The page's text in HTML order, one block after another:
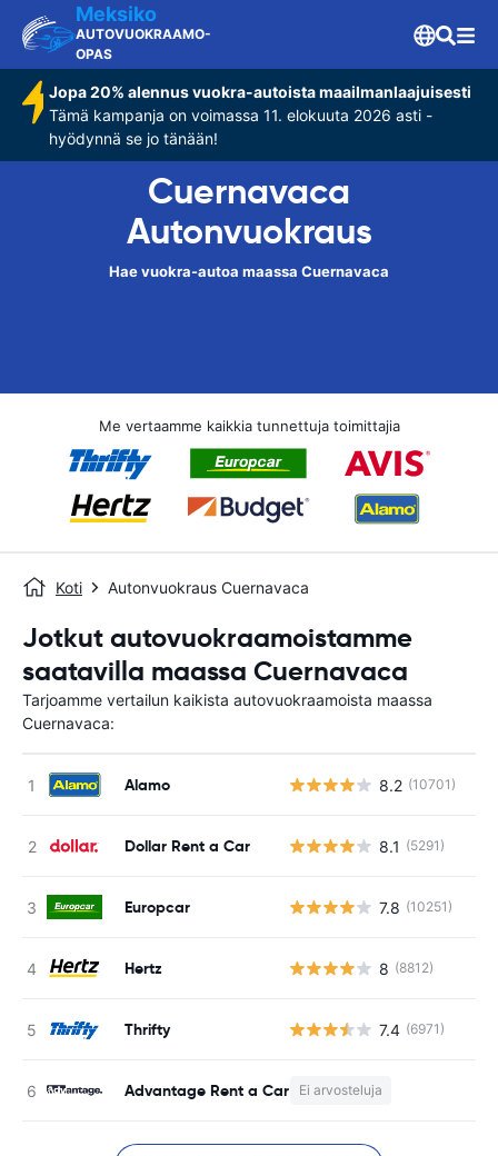
Meksiko
AUTOVUOKRAAMO-
OPAS
Jopa 20% alennus vuokra-autoista maailmanlaajuisesti
Tämä kampanja on voimassa 11. elokuuta 2026 asti -
hyödynnä se jo tänään!
Cuernavaca
Autonvuokraus
Hae vuokra-autoa maassa Cuernavaca
Me vertaamme kaikkia tunnettuja toimittajia
Koti Autonvuokraus Cuernavaca
Jotkut autovuokraamoistamme
saatavilla maassa Cuernavaca
Tarjoamme vertailun kaikista autovuokraamoista maassa
Cuernavaca:
Alamo 8.2 (10701)
Dollar Rent a Car 8.1 (5291)
Europcar 7.8 (10251)
Hertz 8 (8812)
Thrifty 7.4 (6971)
Advantage Rent a Car Ei arvosteluja